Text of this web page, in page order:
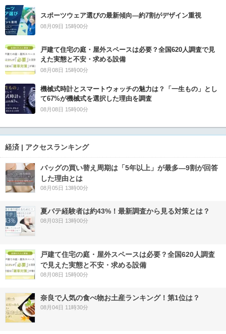
スポーツウェア選びの最新傾向―約7割がデザイン重視
08月09日 15時00分
戸建て住宅の庭・屋外スペースは必要？全国620人調査で見
えた実態と不安・求める設備
08月08日 15時00分
機械式時計とスマートウォッチの魅力は？「一生もの」とし
て67%が機械式を選択した理由を調査
08月08日 15時00分
経済 | アクセスランキング
バッグの買い替え周期は「5年以上」が最多―9割が回答
した理由とは
08月05日 13時00分
夏バテ経験者は約43%！最新調査から見る対策とは？
08月03日 13時00分
戸建て住宅の庭・屋外スペースは必要？全国620人調査
で見えた実態と不安・求める設備
08月08日 15時00分
奈良で人気の食べ物お土産ランキング！第1位は？
08月04日 11時30分